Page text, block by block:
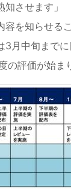
させます」
を知らせる
3月中旬まで
評価が始ま